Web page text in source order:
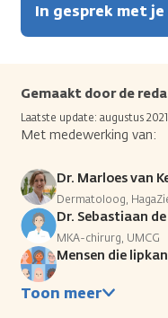
In gesprek met
Gemaakt door de
Laatste update: augustus 2021
Met medewerking van:
Dr. Marloes van
Dermatoloog,
Dr. Sebastiaan
MKA-chirurg, UMCG
Mensen die
Toon meer